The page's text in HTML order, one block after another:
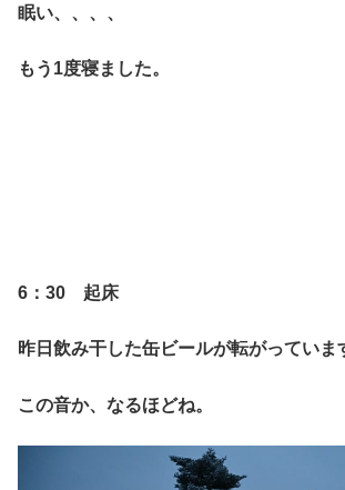
眠い、、、、
もう1度寝ました。
6：30 起床
昨日飲み干した缶ビールが転がっていま
この音か、なるほどね。